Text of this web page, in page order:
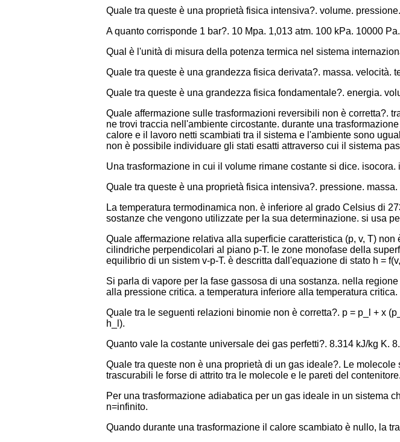
Quale tra queste è una proprietà fisica intensiva?. volume.
A quanto corrisponde 1 bar?. 10 Mpa. 1,013 atm. 100 kPa. 10000 Pa.
Qual è l'unità di misura della potenza termica nel sistema
Quale tra queste è una grandezza fisica derivata?. massa. velocità.
Quale tra queste è una grandezza fisica fondamentale?. energia.
Quale affermazione sulle trasformazioni reversibili non è corretta?.
ne trovi traccia nell'ambiente circostante. durante una
calore e il lavoro netti scambiati tra il sistema e l'ambiente sono
non è possibile individuare gli stati esatti attraverso cui il sistema
Una trasformazione in cui il volume rimane costante si dice.
Quale tra queste è una proprietà fisica intensiva?. pressione.
La temperatura termodinamica non. è inferiore al grado Celsius di
sostanze che vengono utilizzate per la sua determinazione. si usa
Quale affermazione relativa alla superficie caratteristica (p, v, T)
cilindriche perpendicolari al piano p-T. le zone monofase della
equilibrio di un sistem v-p-T. è descritta dall'equazione di stato h =
Si parla di vapore per la fase gassosa di una sostanza. nella
alla pressione critica. a temperatura inferiore alla temperatura critica.
Quale tra le seguenti relazioni binomie non è corretta?. p = p_l + x
h_l).
Quanto vale la costante universale dei gas perfetti?. 8.314 kJ/kg K.
Quale tra queste non è una proprietà di un gas ideale?. Le
trascurabili le forse di attrito tra le molecole e le pareti del
Per una trasformazione adiabatica per un gas ideale in un sistema
n=infinito.
Quando durante una trasformazione il calore scambiato è nullo, la